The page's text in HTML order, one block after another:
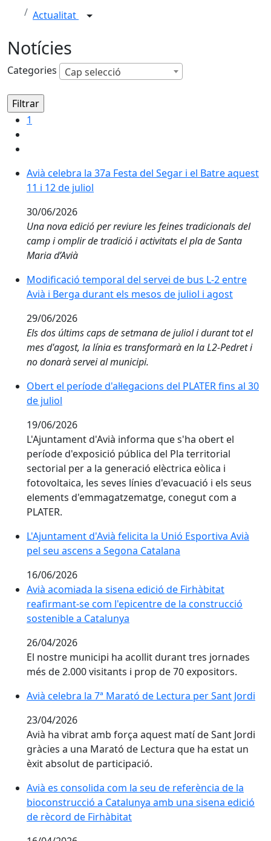
Actualitat
Notícies
Categories Cap selecció
1
Avià celebra la 37a Festa del Segar i el Batre aquest
Avià celebra la 37a Festa del Segar i el Batre aquest
11 i 12 de juliol
30/06/2026
Una nova edició per reviure les feines tradicionals del
camp i omplir de tradició i activitats el pla de Santa
Maria d’Avià
Modificació temporal del servei de bus L-2 entre
Modificació temporal del servei de bus L-2 entre
Avià i Berga durant els mesos de juliol i agost
29/06/2026
Els dos últims caps de setmana de juliol i durant tot el
mes d'agost, la línia es transformarà en la L2-Pedret i
no donarà servei al municipi.
Obert el període d'al·legacions del PLATER fins al 30
Obert el període d'al·legacions del PLATER fins al 30
de juliol
19/06/2026
L'Ajuntament d'Avià informa que s'ha obert el
període d'exposició pública del Pla territorial
sectorial per a la generació elèctrica eòlica i
fotovoltaica, les seves línies d'evacuació i els seus
elements d'emmagatzematge, conegut com a
PLATER.
L'Ajuntament d'Avià felicita la Unió Esportiva Avià pel
L'Ajuntament d'Avià felicita la Unió Esportiva Avià
pel seu ascens a Segona Catalana
16/06/2026
Avià acomiada la sisena edició de Firhàbitat
Avià acomiada la sisena edició de Firhàbitat
reafirmant-se com l'epicentre de la construcció
sostenible a Catalunya
26/04/2026
El nostre municipi ha acollit durant tres jornades
més de 2.000 visitants i prop de 70 expositors.
Avià celebra la 7ª Marató de Lectura per Sant Jordi
Avià celebra la 7ª Marató de Lectura per Sant Jordi
23/04/2026
Avià ha vibrat amb força aquest matí de Sant Jordi
gràcies a una Marató de Lectura que ha estat un
èxit absolut de participació.
Avià es consolida com la seu de referència de la
Avià es consolida com la seu de referència de la
bioconstrucció a Catalunya amb una sisena edició
de rècord de Firhàbitat